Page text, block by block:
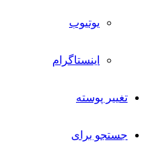
یوتیوب
اینستاگرام
تغییر پوسته
جستجو برای